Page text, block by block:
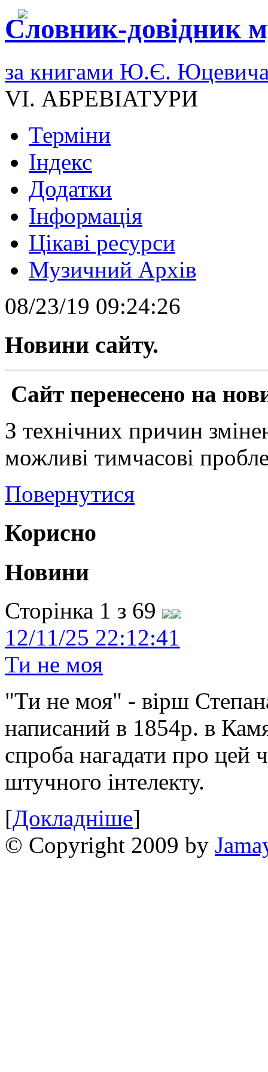
Словник-довідник
за книгами Ю.Є.
VI. АБРЕВІАТУРИ
Терміни
Індекс
Додатки
Інформація
Цікаві ресурси
Музичний Архів
08/23/19 09:24:26
Новини сайту.
Сайт перенесено на
З технічних причин
можливі тимчасові
Повернутися
Корисно
Новини
Сторінка 1 з 69
12/11/25 22:12:41
Ти не моя
"Ти не моя" - вірш
написаний в 1854р. в
спроба нагадати про цей
штучного інтелекту.
[Докладніше]
© Copyright 2009 by